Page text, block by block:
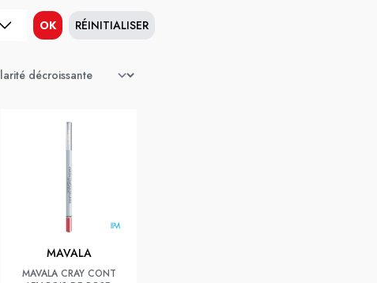
OK RÉINITIALISER
MAVALA
MAVALA CRAY CONT